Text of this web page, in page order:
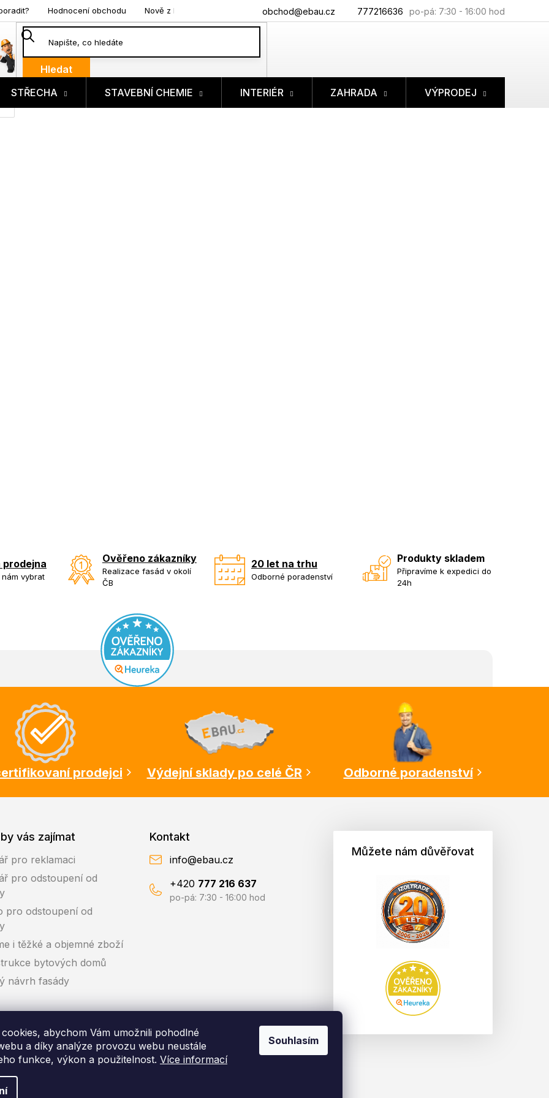
abychom Vám umožnili pohodlné
a díky analýze provozu webu neustále
funkce, výkon a použitelnost. Více informací
Souhlasím
777216636
obchod@ebau.cz
Hodnocení obchodu Nově z blogu
Hledat
STŘECHA STAVEBNÍ CHEMIE INTERIÉR ZAHRADA VÝPRODEJ
prodejna
vybrat
Ověřeno zákazníky
Realizace fasád v okolí
ČB
20 let na trhu
Odborné poradenství
Produkty skladem
Připravíme k expedici do
24h
prodejci Výdejní sklady po celé ČR Odborné poradenství
vás zajímat
pro reklamaci
pro odstoupení od
pro odstoupení od
i těžké a objemné zboží
bytových domů
návrh fasády
Kontakt
info@ebau.cz
+420 777 216 637
po-pá: 7:30 - 16:00 hod
Můžete nám důvěřovat